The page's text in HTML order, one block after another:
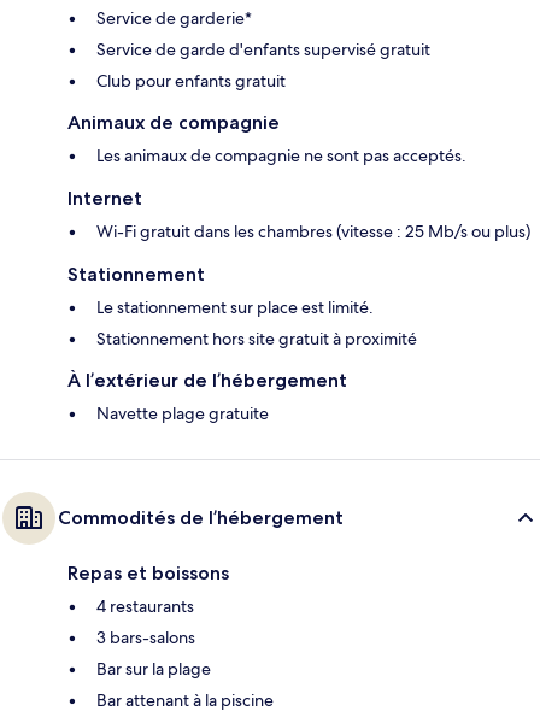
Service de garderie*
Service de garde d'enfants supervisé gratuit
Club pour enfants gratuit
Animaux de compagnie
Les animaux de compagnie ne sont pas acceptés.
Internet
Wi-Fi gratuit dans les chambres (vitesse : 25 Mb/s ou plus)
Stationnement
Le stationnement sur place est limité.
Stationnement hors site gratuit à proximité
À l’extérieur de l’hébergement
Navette plage gratuite
Commodités de l’hébergement
Repas et boissons
4 restaurants
3 bars-salons
Bar sur la plage
Bar attenant à la piscine